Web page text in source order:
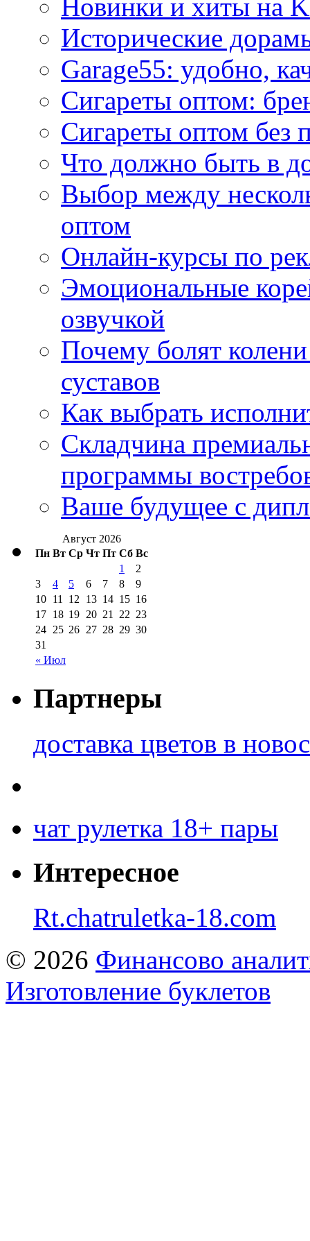
Новинки и хиты на
Исторические
Garage55: удобно,
Сигареты оптом:
Сигареты оптом без
Что должно быть в
Выбор между
оптом
Онлайн-курсы по
Эмоциональные
озвучкой
Почему болят
суставов
Как выбрать
Складчина
программы
Ваше будущее с
Август 2026
Пн Вт Ср Чт Пт Сб Вс
« Июл
1
2
3
4 5 6 7 8
9
10 11 12 13 14 15 16
17 18 19 20 21 22 23
24 25 26 27 28 29 30
31
Партнеры
доставка цветов в
чат рулетка 18+ пары
Интересное
Rt.chatruletka-18.com
© 2026 Финансово
Изготовление буклетов